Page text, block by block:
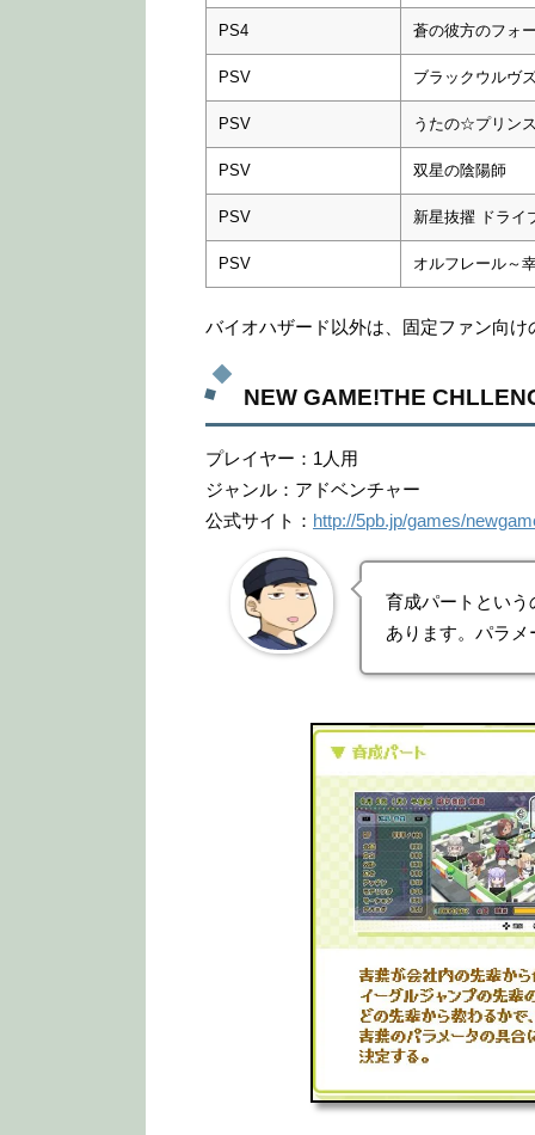
PS4 蒼の彼方のフォ
PSV ブラックウルヴ
PSV うたの☆プリン
PSV 双星の陰陽師
PSV 新星抜擢 ドライ
PSV オルフレール～
バイオハザード以外は、固定ファン向
NEW GAME!THE
プレイヤー：1人用
ジャンル：アドベンチャー
公式サイト： http://5pb.jp/games/
育成パートとい
あります。パラ